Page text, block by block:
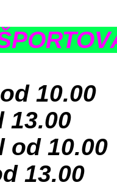
10.00
13.00
od 10.00
13.00